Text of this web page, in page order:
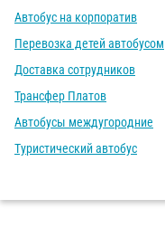
Автобус на корпоратив
Перевозка детей автобусом
Доставка сотрудников
Трансфер Платов
Автобусы междугородние
Туристический автобус